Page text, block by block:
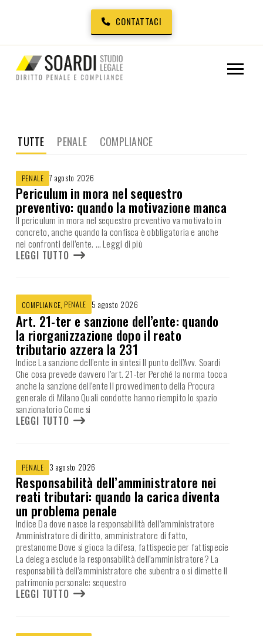
CONTATTACI
TUTTE PENALE COMPLIANCE
PENALE 7 agosto 2026
Periculum in mora nel sequestro
preventivo: quando la motivazione manca
Il periculum in mora nel sequestro preventivo va motivato in
concreto, anche quando la confisca è obbligatoria e anche
nei confronti dell’ente. … Leggi di più
LEGGI TUTTO
COMPLIANCE, PENALE 5 agosto 2026
Art. 21-ter e sanzione dell’ente: quando
la riorganizzazione dopo il reato
tributario azzera la 231
Indice La sanzione dell’ente in sintesi Il punto dell’Avv. Soardi
Che cosa prevede davvero l’art. 21-ter Perché la norma tocca
anche la sanzione dell’ente Il provvedimento della Procura
generale di Milano Quali condotte hanno riempito lo spazio
sanzionatorio Come si
LEGGI TUTTO
PENALE 3 agosto 2026
Responsabilità dell’amministratore nei
reati tributari: quando la carica diventa
un problema penale
Indice Da dove nasce la responsabilità dell’amministratore
Amministratore di diritto, amministratore di fatto,
prestanome Dove si gioca la difesa, fattispecie per fattispecie
La delega esclude la responsabilità dell’amministratore? La
responsabilità dell’amministratore che subentra o si dimette Il
patrimonio personale: sequestro
LEGGI TUTTO